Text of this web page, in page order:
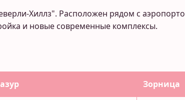
Хиллз". Расположен рядом с
и новые современные комплексы.
Зорница